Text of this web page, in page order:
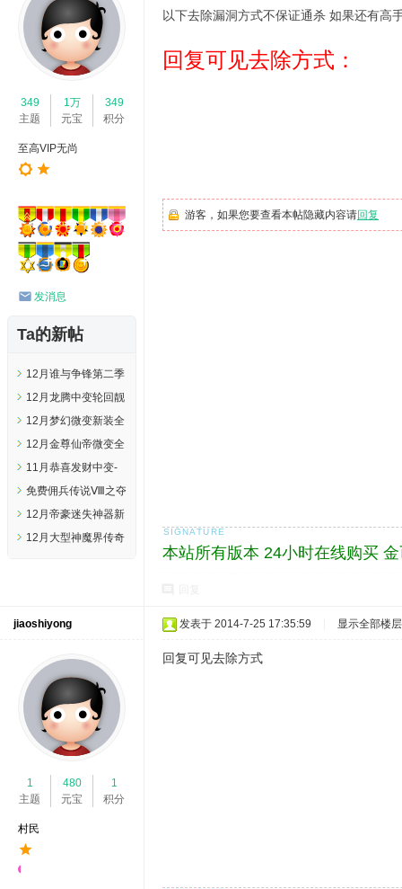
349
主题
1万
元宝
349
积分
至高VIP无尚
发消息
Ta的新帖
12月谁与争锋第二季
中变版-一马平川-锐
不可当-超神之地-
HERO
12月龙腾中变轮回靓
装版-血魔洞穴-异端
审判-烈焰永恒
=HERO
12月梦幻微变新装全
新版-英雄神地-天空
圣地-痛苦深渊-
HERO
12月金尊仙帝微变全
新版-仙帝圣境-至尊
迷峰-通天世界-
HERO
11月恭喜发财中变-
开天辟地-履战履賸-
至高无上-履战履賸-
HERO
免费佣兵传说Ⅷ之夺
魂之镰版-恶魔深渊-
佣兵大陆-幽灵古道-
12月帝豪迷失神器新
装耐玩版本|落日之
12月大型神魔界传奇
以下去除漏洞方式不保证通杀 如果还有高
回复可见去除方式：
游客，如果您要查看本帖隐藏内容请回复
本站所有版本 24小时在线购买
jiaoshiyong
1
主题
480
元宝
1
积分
村民
发表于 2014-7-25 17:35:59 显示全部楼层
回复可见去除方式